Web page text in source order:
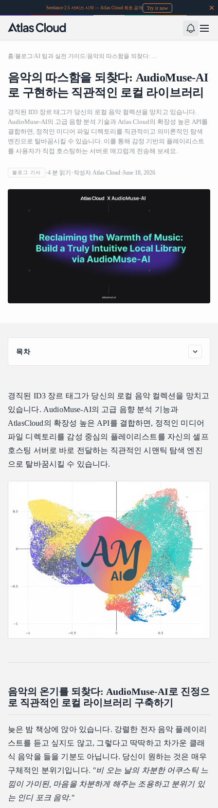
Seedance 2.5 서비스 시작 — Atlas Cloud 최초 공개 Try it now
홈/블로그/AI 팁과 실전 가이드/ 음악의 따스함을 되찾다: AudioMuse-AI로 구현하는 직관적인 로컬 라이브러리
음악의 따스함을 되찾다: AudioMuse-AI
로 구현하는 직관적인 로컬 라이브러리
경직된 ID3 장르 태그가 당신의 로컬 음악 컬렉션을 망치고 있습니다.
AudioMuse-AI의 고급 음향 분석 기술과 Atlas Cloud의 확장성 높은 API를
결합하면, 정적인 미디어 파일 디렉토리를 직관적이고 의미론적인 탐색
엔진으로 탈바꿈시킬 수 있습니다. 이를 통해 감정 기반의 플레이리스트
를 사용자가 직접 호스팅하는 서버로 매끄럽게 전송해 보세요.
블로그 기사 4 분 읽기 작성자 Atlas Cloud June 18, 2026
목차
음악의 온기를 되찾다: AudioMuse-AI로 진정으로 직관적인
AudioMuse-AI란 무엇인가?
단계별 가이드: 시맨틱 음악 탐색 엔진 구축하기
1단계: 환경 준비 및 배포
2단계: 오디오 프레임워크 스캔 실행
3단계: AtlasCloud로 AI 두뇌 구동하기
4단계: 첫 번째 분위기 플레이리스트 생성하기
비교: 로컬 오디오 AI vs 경쟁 서비스
자주 묻는 질문 (FAQ)
설정 중에 Jellyfin 연결 테스트가 실패하는 이유는 무엇인가
요?
AVX2 명령어 세트가 없는 구형 서버에서 AudioMuse-AI를 실
행할 수 있나요?
AtlasCloud API가 app\_chat.py의 응답 속도를 어떻게 개선하나
경직된 ID3 장르 태그가 당신의 로컬 음악 컬렉션을 망치고
있습니다. AudioMuse-AI의 고급 음향 분석 기능과
AtlasCloud의 확장성 높은 API를 결합하면, 정적인 미디어
파일 디렉토리를 감성 중심의 플레이리스트를 자신의 셀프
호스팅 서버로 바로 전달하는 직관적인 시맨틱 탐색 엔진
으로 탈바꿈시킬 수 있습니다.
음악의 온기를 되찾다: AudioMuse-AI로 진정으
로 직관적인 로컬 라이브러리 구축하기
늦은 밤 책상에 앉아 있습니다. 강렬한 전자 음악 플레이리
스트를 듣고 싶지도 않고, 그렇다고 딱딱하고 차가운 클래
식 음악을 들을 기분도 아닙니다. 당신이 원하는 것은 매우
구체적인 분위기입니다. "비 오는 날의 차분한 어쿠스틱 느
낌이 가미된, 마음을 차분하게 해주는 조용하고 분위기 있
는 인디 포크 음악."